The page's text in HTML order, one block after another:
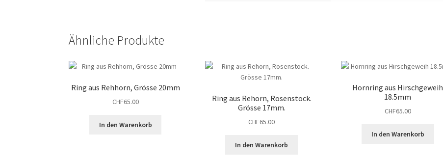
Ähnliche Produkte
Ring aus Rehhorn, Grösse 20mm
CHF65.00
In den Warenkorb
Ring aus Rehorn, Rosenstock.
Grösse 17mm.
CHF65.00
In den Warenkorb
Hornring aus Hirschgeweih
18.5mm
CHF65.00
In den Warenkorb